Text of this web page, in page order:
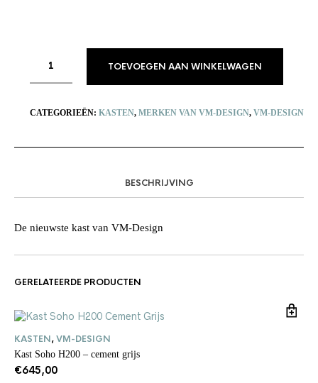
TOEVOEGEN AAN WINKELWAGEN
CATEGORIEËN: KASTEN, MERKEN VAN VM-DESIGN, VM-DESIGN
BESCHRIJVING
De nieuwste kast van VM-Design
GERELATEERDE PRODUCTEN
KASTEN,VM-DESIGN
Kast Soho H200 – cement grijs
€645,00